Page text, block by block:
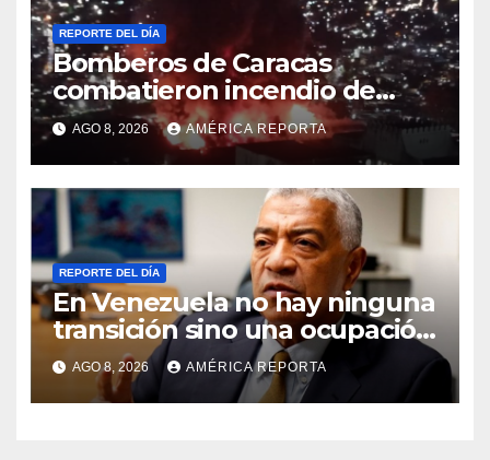
REPORTE DEL DÍA
Bomberos de Caracas
combatieron incendio de
gran magnitud en zona
industrial de El Llanito
AGO 8, 2026 AMÉRICA REPORTA
REPORTE DEL DÍA
En Venezuela no hay ninguna
transición sino una ocupación
a la fuerza
AGO 8, 2026 AMÉRICA REPORTA